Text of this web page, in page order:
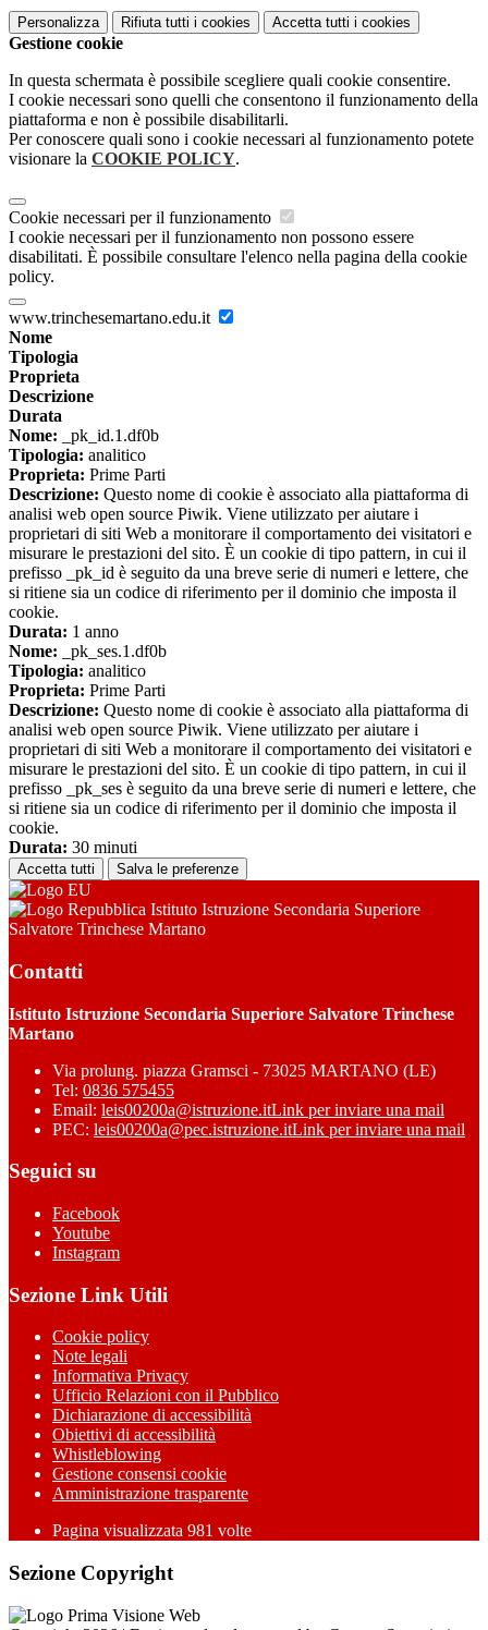
Personalizza Rifiuta tutti i cookies Accetta tutti i cookies
Gestione cookie
In questa schermata è possibile scegliere quali cookie consentire.
I cookie necessari sono quelli che consentono il funzionamento della
piattaforma e non è possibile disabilitarli.
Per conoscere quali sono i cookie necessari al funzionamento potete
visionare la COOKIE POLICY.
Cookie necessari per il funzionamento
I cookie necessari per il funzionamento non possono essere
disabilitati. È possibile consultare l'elenco nella pagina della cookie
policy.
www.trinchesemartano.edu.it
Nome
Tipologia
Proprieta
Descrizione
Durata
Nome: _pk_id.1.df0b
Tipologia: analitico
Proprieta: Prime Parti
Descrizione: Questo nome di cookie è associato alla piattaforma di
analisi web open source Piwik. Viene utilizzato per aiutare i
proprietari di siti Web a monitorare il comportamento dei visitatori e
misurare le prestazioni del sito. È un cookie di tipo pattern, in cui il
prefisso _pk_id è seguito da una breve serie di numeri e lettere, che
si ritiene sia un codice di riferimento per il dominio che imposta il
cookie.
Durata: 1 anno
Nome: _pk_ses.1.df0b
Tipologia: analitico
Proprieta: Prime Parti
Descrizione: Questo nome di cookie è associato alla piattaforma di
analisi web open source Piwik. Viene utilizzato per aiutare i
proprietari di siti Web a monitorare il comportamento dei visitatori e
misurare le prestazioni del sito. È un cookie di tipo pattern, in cui il
prefisso _pk_ses è seguito da una breve serie di numeri e lettere, che
si ritiene sia un codice di riferimento per il dominio che imposta il
cookie.
Durata: 30 minuti
Accetta tutti Salva le preferenze
Istituto Istruzione Secondaria Superiore
Salvatore Trinchese Martano
Contatti
Istituto Istruzione Secondaria Superiore Salvatore Trinchese
Martano
Via prolung. piazza Gramsci - 73025 MARTANO (LE)
Tel: 0836 575455
Email: leis00200a@istruzione.itLink per inviare una mail
PEC: leis00200a@pec.istruzione.itLink per inviare una mail
Seguici su
Facebook
Youtube
Instagram
Sezione Link Utili
Cookie policy
Note legali
Informativa Privacy
Ufficio Relazioni con il Pubblico
Dichiarazione di accessibilità
Obiettivi di accessibilità
Whistleblowing
Gestione consensi cookie
Amministrazione trasparente
Pagina visualizzata 981 volte
Sezione Copyright